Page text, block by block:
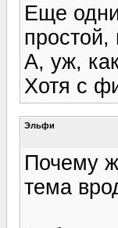
Еще
А, уж,
Хотя с
Эльфи
Почему
тема